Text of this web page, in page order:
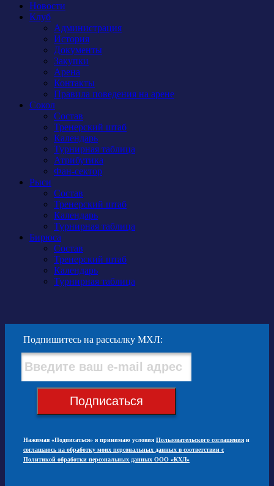
Новости
Клуб
Администрация
История
Документы
Закупки
Арена
Контакты
Правила поведения на арене
Сокол
Состав
Тренерский штаб
Календарь
Турнирная таблица
Атрибутика
Фан-сектор
Рыси
Состав
Тренерский штаб
Календарь
Турнирная таблица
Бирюса
Состав
Тренерский штаб
Календарь
Турнирная таблица
Подпишитесь на рассылку МХЛ:
Подписаться
Нажимая «Подписаться» я принимаю условия Пользовательского соглашения и
соглашаюсь на обработку моих персональных данных в соответствии с
Политикой обработки персональных данных ООО «КХЛ»